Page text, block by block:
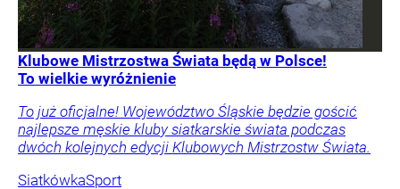
Klubowe Mistrzostwa Świata będą w Polsce!
To wielkie wyróżnienie
To już oficjalne! Województwo Śląskie będzie gościć
najlepsze męskie kluby siatkarskie świata podczas
dwóch kolejnych edycji Klubowych Mistrzostw Świata.
SiatkówkaSport